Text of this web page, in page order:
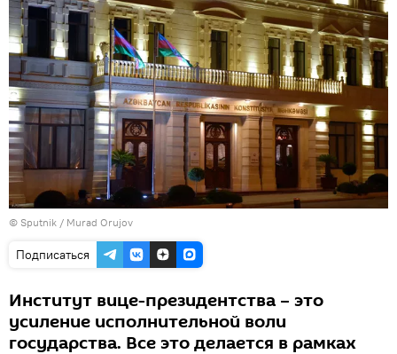
© Sputnik / Murad Orujov
Подписаться
Институт вице-президентства – это
усиление исполнительной воли
государства. Все это делается в рамках